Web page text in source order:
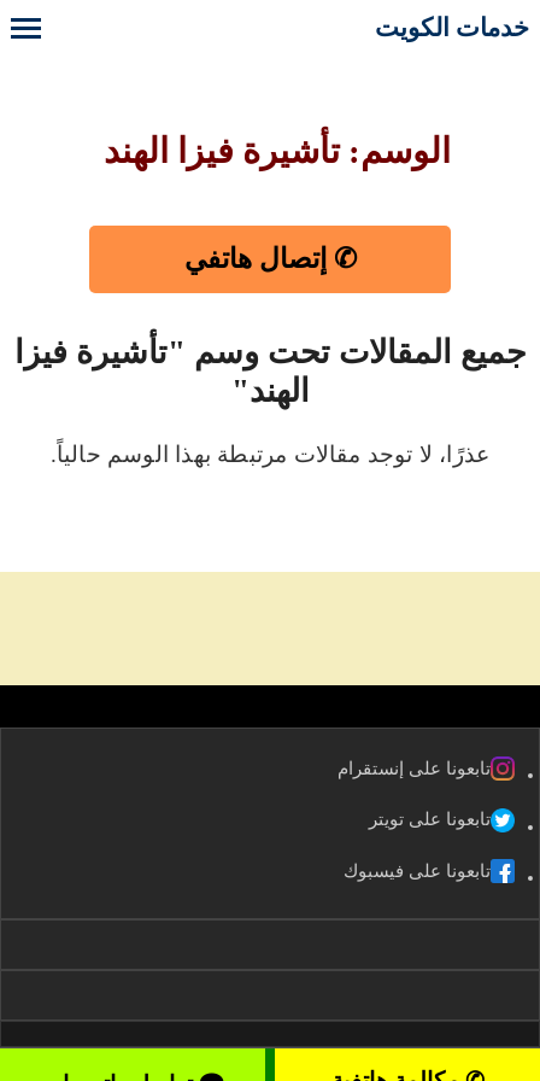
خدمات الكويت
الوسم: تأشيرة فيزا الهند
✆ إتصال هاتفي
جميع المقالات تحت وسم "تأشيرة فيزا
الهند"
عذرًا، لا توجد مقالات مرتبطة بهذا الوسم حالياً.
تابعونا على إنستقرام
تابعونا على تويتر
تابعونا على فيسبوك